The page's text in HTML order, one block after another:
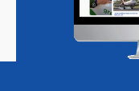
Magazine